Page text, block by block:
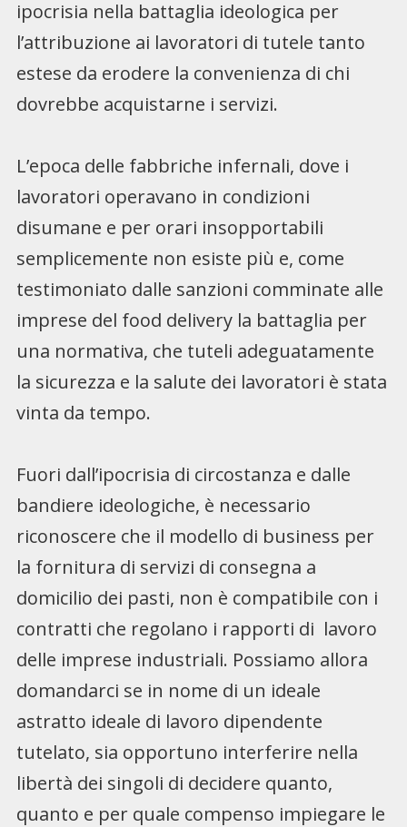
ipocrisia nella battaglia ideologica per
l’attribuzione ai lavoratori di tutele tanto
estese da erodere la convenienza di chi
dovrebbe acquistarne i servizi.
L’epoca delle fabbriche infernali, dove i
lavoratori operavano in condizioni
disumane e per orari insopportabili
semplicemente non esiste più e, come
testimoniato dalle sanzioni comminate alle
imprese del food delivery la battaglia per
una normativa, che tuteli adeguatamente
la sicurezza e la salute dei lavoratori è stata
vinta da tempo.
Fuori dall’ipocrisia di circostanza e dalle
bandiere ideologiche, è necessario
riconoscere che il modello di business per
la fornitura di servizi di consegna a
domicilio dei pasti, non è compatibile con i
contratti che regolano i rapporti di lavoro
delle imprese industriali. Possiamo allora
domandarci se in nome di un ideale
astratto ideale di lavoro dipendente
tutelato, sia opportuno interferire nella
libertà dei singoli di decidere quanto,
quanto e per quale compenso impiegare le